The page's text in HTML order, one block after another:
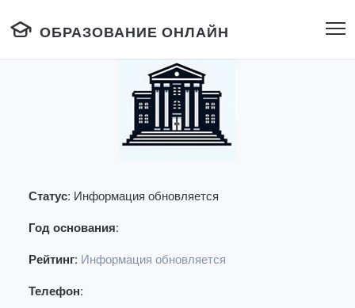
ОБРАЗОВАНИЕ ОНЛАЙН
Статус: Информация обновляется
Год основания:
Рейтинг: Информация обновляется
Телефон: